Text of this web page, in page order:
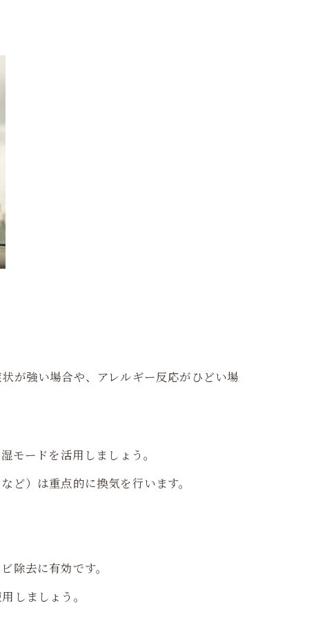
が強い場合や、アレルギー反応がひどい場
モードを活用しましょう。
ど）は重点的に換気を行います。
除去に有効です。
しましょう。